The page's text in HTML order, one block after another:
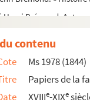
Henri Brémond.
Johannet. « Étude
contenu
Ms 1978 (1844)
Papiers de la
XVIIIe-XIXe